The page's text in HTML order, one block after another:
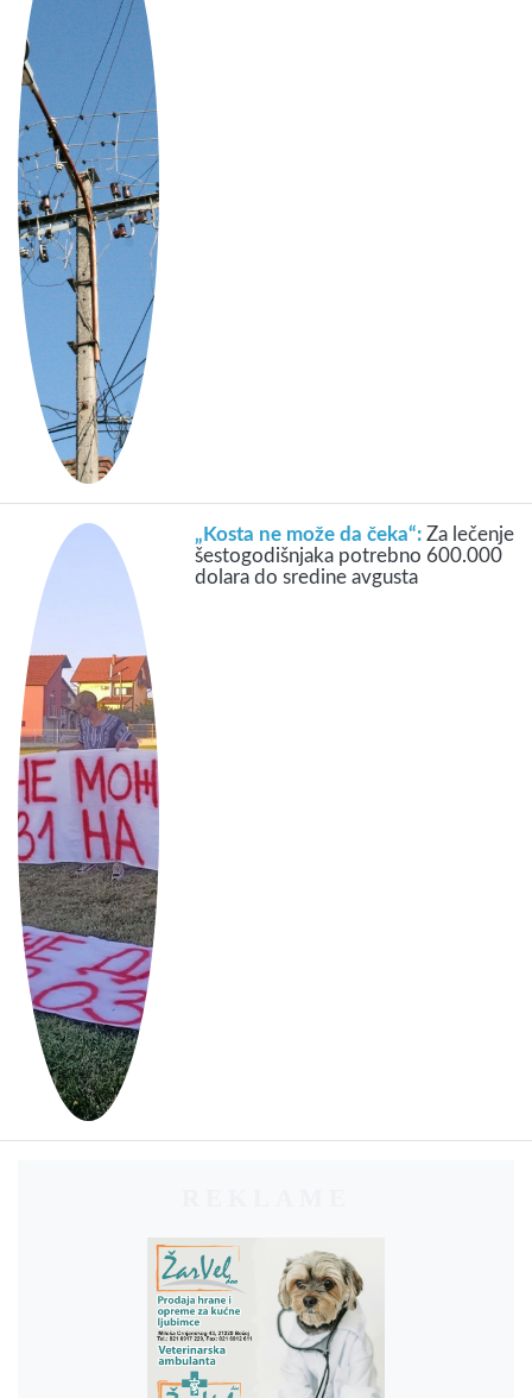
„Kosta ne može da čeka“:Za lečenje
šestogodišnjaka potrebno 600.000
dolara do sredine avgusta